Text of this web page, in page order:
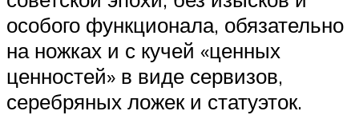
особого функционала, обязательно
на ножках и с кучей «ценных
ценностей» в виде сервизов,
серебряных ложек и статуэток.